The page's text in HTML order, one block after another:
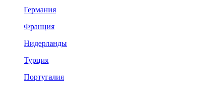
Германия
Франция
Нидерланды
Турция
Португалия